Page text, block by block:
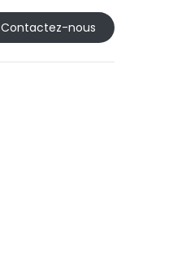
Cont​​actez-nous